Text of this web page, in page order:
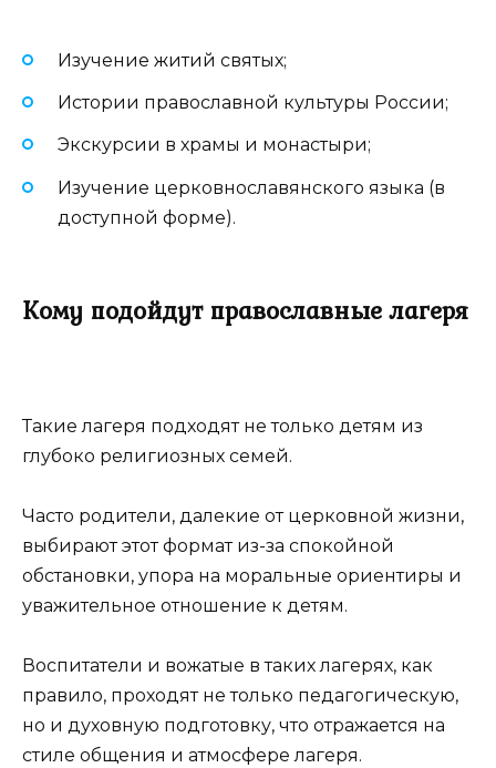
Изучение житий святых;
Истории православной культуры России;
Экскурсии в храмы и монастыри;
Изучение церковнославянского языка (в
доступной форме).
Кому подойдут православные лагеря
Такие лагеря подходят не только детям из
глубоко религиозных семей.
Часто родители, далекие от церковной жизни,
выбирают этот формат из-за спокойной
обстановки, упора на моральные ориентиры и
уважительное отношение к детям.
Воспитатели и вожатые в таких лагерях, как
правило, проходят не только педагогическую,
но и духовную подготовку, что отражается на
стиле общения и атмосфере лагеря.